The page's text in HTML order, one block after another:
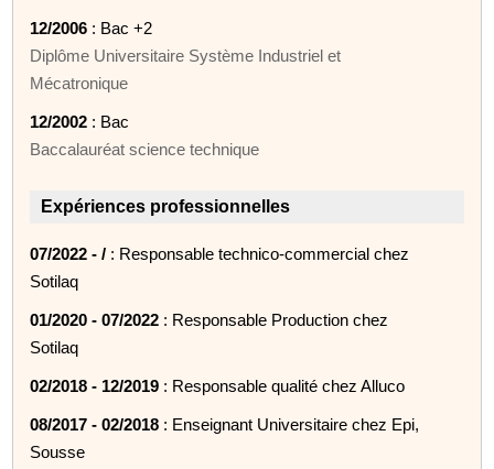
12/2006 : Bac +2
Diplôme Universitaire Système Industriel et
Mécatronique
12/2002 : Bac
Baccalauréat science technique
Expériences professionnelles
07/2022 - / : Responsable technico-commercial chez
Sotilaq
01/2020 - 07/2022 : Responsable Production chez
Sotilaq
02/2018 - 12/2019 : Responsable qualité chez Alluco
08/2017 - 02/2018 : Enseignant Universitaire chez Epi,
Sousse